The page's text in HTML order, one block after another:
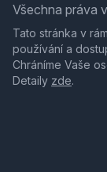
Všechna práva
Tato stránka v
používání a
Chráníme Vaše
Detaily zde.